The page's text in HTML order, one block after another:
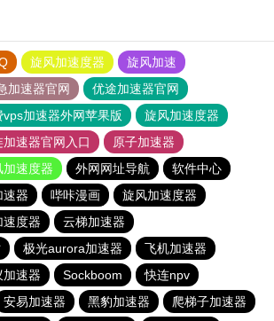
旋风加速度器
旋风加速
加速器官网
优途加速器官网
vps加速器外网苹果版
旋风加速度器
加速器官网入口
原子加速器
加速度器 外网网址导航
软件中心
速器 哔咔漫画
旋风加速度器
速度器
云梯加速器
极光aurora加速器
飞机加速器
加速器 Sockboom
快连npv
安易加速器 黑豹加速器
爬梯子加速器